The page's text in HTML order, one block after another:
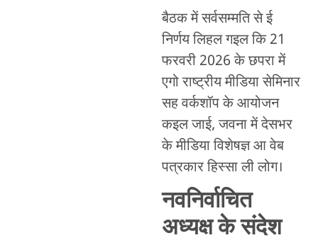
बैठक में सर्वसम्मति से ई
निर्णय लिहल गइल कि 21
फरवरी 2026 के छपरा में
एगो राष्ट्रीय मीडिया सेमिनार
सह वर्कशॉप के आयोजन
कइल जाई, जवना में देसभर
के मीडिया विशेषज्ञ आ वेब
पत्रकार हिस्सा ली लोग।
नवनिर्वाचित
अध्यक्ष के संदेश